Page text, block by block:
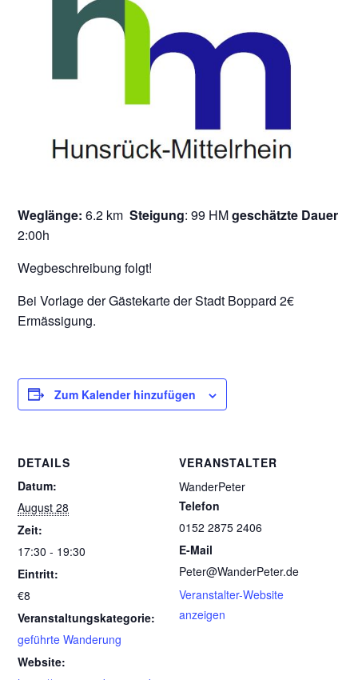
Weglänge: 6.2 kmSteigung: 99 HMgeschätzte Dauer
2:00h
Wegbeschreibung folgt!
Bei Vorlage der Gästekarte der Stadt Boppard 2€
Ermässigung.
Zum Kalender hinzufügen
DETAILS
Datum:
August 28
Zeit:
17:30 - 19:30
Eintritt:
€8
Veranstaltungskategorie:
geführte Wanderung
Website:
VERANSTALTER
WanderPeter
Telefon
0152 2875 2406
E-Mail
Peter@WanderPeter.de
Veranstalter-Website
anzeigen